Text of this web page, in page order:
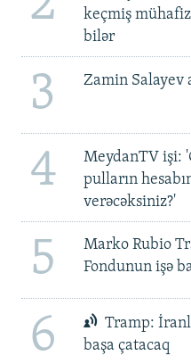
keçmiş
bilər
3 Zamin Salayev
4
MeydanTV işi:
pulların
verəcəksiniz?'
5
Marko Rubio
Fondunun işə
6
Tramp:
başa çatacaq